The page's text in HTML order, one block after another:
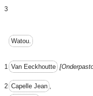
3
Watou.
1 Van Eeckhoutte
2 Capelle Jean ,